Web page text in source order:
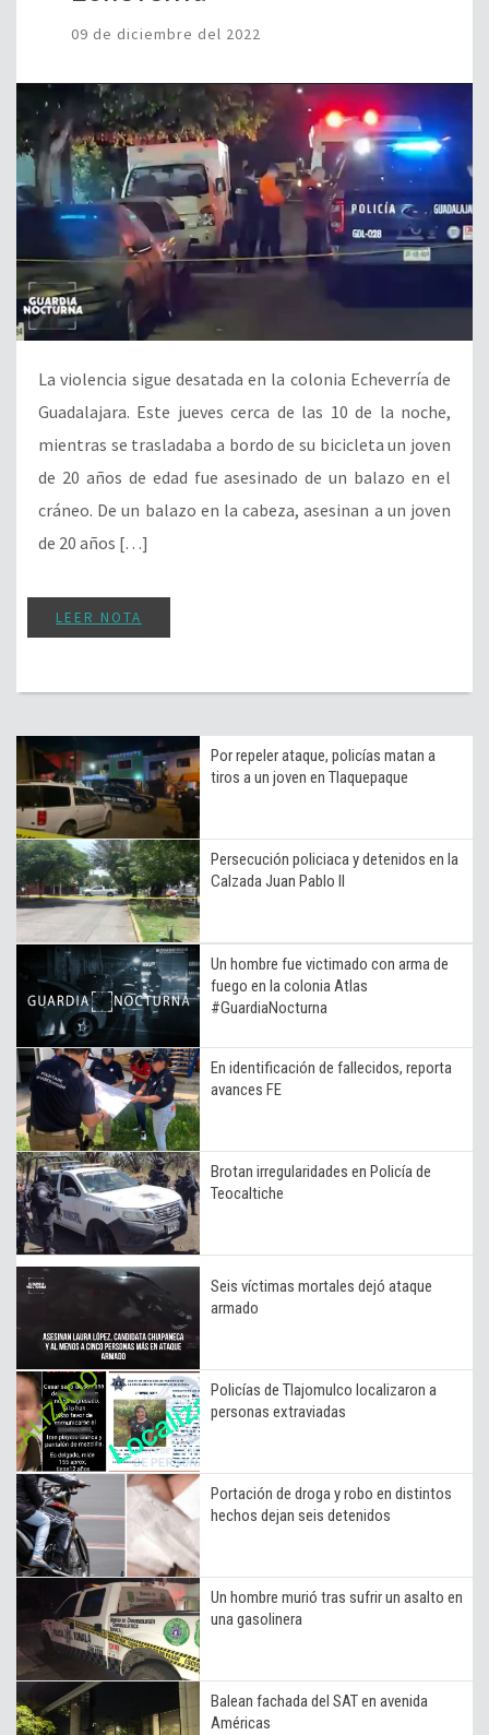
09 de diciembre del 2022
La violencia sigue desatada en la colonia Echeverría de
Guadalajara. Este jueves cerca de las 10 de la noche,
mientras se trasladaba a bordo de su bicicleta un joven
de 20 años de edad fue asesinado de un balazo en el
cráneo. De un balazo en la cabeza, asesinan a un joven
de 20 años […]
LEER NOTA
Por repeler ataque, policías matan a
tiros a un joven en Tlaquepaque
Persecución policiaca y detenidos en la
Calzada Juan Pablo II
Un hombre fue victimado con arma de
fuego en la colonia Atlas
#GuardiaNocturna
En identificación de fallecidos, reporta
avances FE
Brotan irregularidades en Policía de
Teocaltiche
Seis víctimas mortales dejó ataque
armado
Policías de Tlajomulco localizaron a
personas extraviadas
Portación de droga y robo en distintos
hechos dejan seis detenidos
Un hombre murió tras sufrir un asalto en
una gasolinera
Balean fachada del SAT en avenida
Américas